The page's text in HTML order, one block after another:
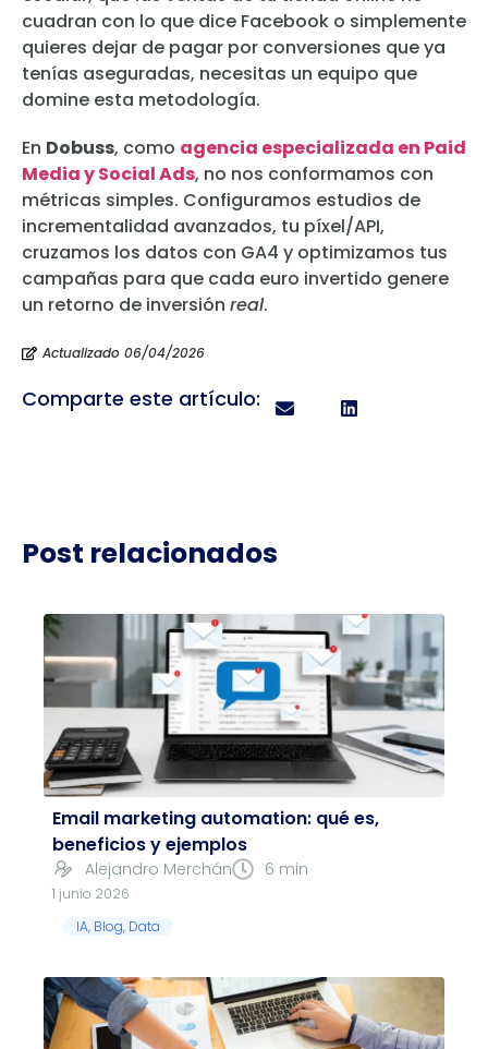
cuadran con lo que dice Facebook o simplemente
quieres dejar de pagar por conversiones que ya
tenías aseguradas, necesitas un equipo que
domine esta metodología.
En Dobuss, como agencia especializada en Paid
Media y Social Ads, no nos conformamos con
métricas simples. Configuramos estudios de
incrementalidad avanzados, tu píxel/API,
cruzamos los datos con GA4 y optimizamos tus
campañas para que cada euro invertido genere
un retorno de inversión real.
Actualizado 06/04/2026
Comparte este artículo:
Post relacionados
Email marketing automation: qué es,
beneficios y ejemplos
Alejandro Merchán 6 min
1 junio 2026
IA, Blog, Data